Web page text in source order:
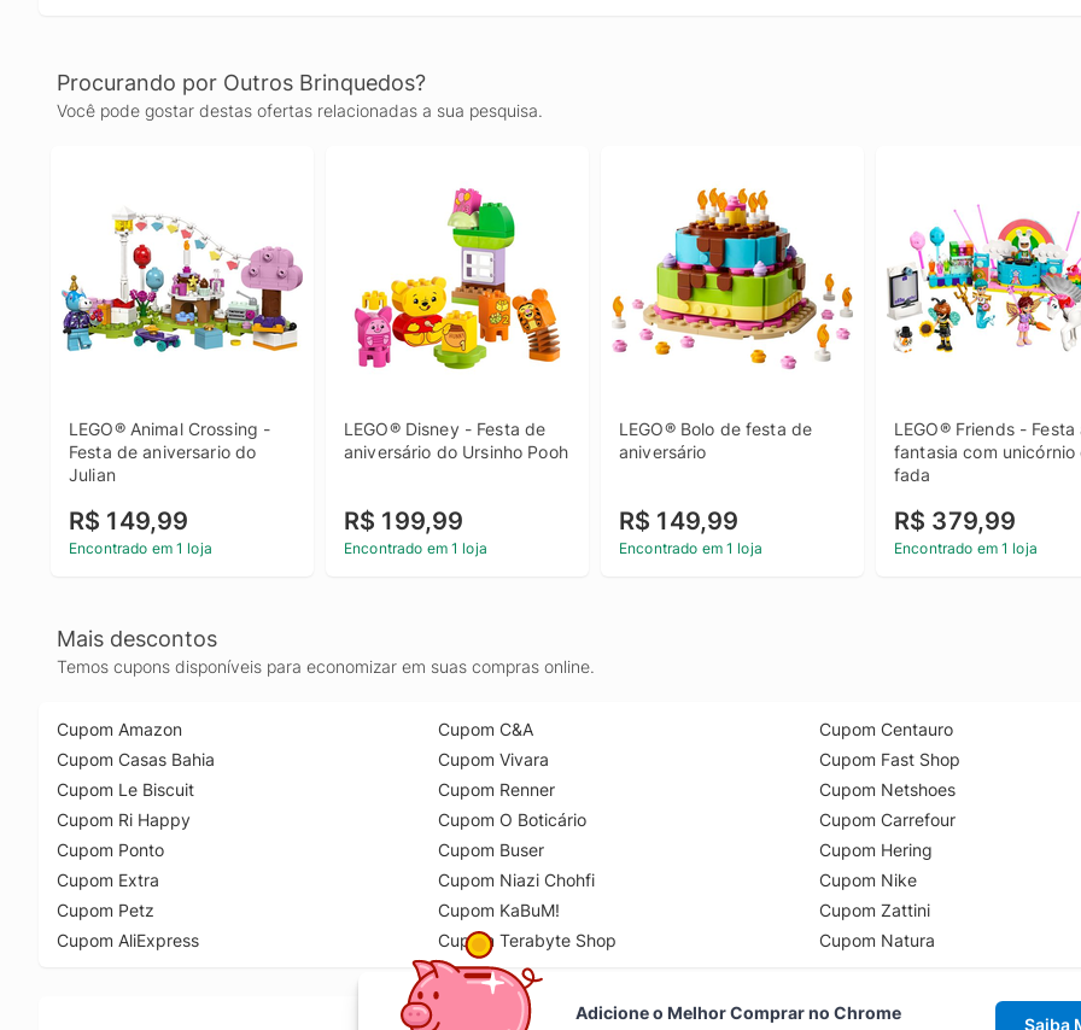
Procurando por Outros Brinquedos?
Você pode gostar destas ofertas relacionadas a sua pesquisa.
LEGO® Animal Crossing -
Festa de aniversario do
Julian
R$ 149,99
Encontrado em 1 loja
LEGO® Disney - Festa de
aniversário do Ursinho Pooh
R$ 199,99
Encontrado em 1 loja
LEGO® Bolo de festa de
aniversário
R$ 149,99
Encontrado em 1 loja
LEGO® Friends - Festa
fantasia com unicórnio
fada
R$ 379,99
Encontrado em 1 loja
Mais descontos
Temos cupons disponíveis para economizar em suas compras online.
Cupom Amazon
Cupom Casas Bahia
Cupom Le Biscuit
Cupom Ri Happy
Cupom Ponto
Cupom Extra
Cupom Petz
Cupom AliExpress
Cupom C&A
Cupom Vivara
Cupom Renner
Cupom O Boticário
Cupom Buser
Cupom Niazi Chohfi
Cupom KaBuM!
Cupom Terabyte Shop
Cupom Centauro
Cupom Fast Shop
Cupom Netshoes
Cupom Carrefour
Cupom Hering
Cupom Nike
Cupom Zattini
Cupom Natura
Adicione o Melhor Comprar no Chrome
Saiba